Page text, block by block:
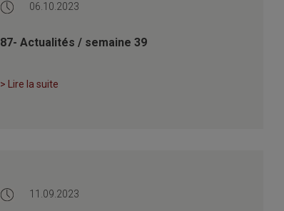
06.10.2023
87- Actualités / semaine 39
> Lire la suite
11.09.2023